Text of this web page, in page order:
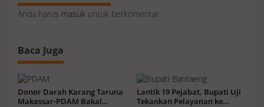
Anda harus masuk untuk berkomentar.
Baca Juga
Donor Darah Karang Taruna
Makassar-PDAM Bakal
Lantik 19 Pejabat, Bupati Uji
Tekankan Pelayanan ke